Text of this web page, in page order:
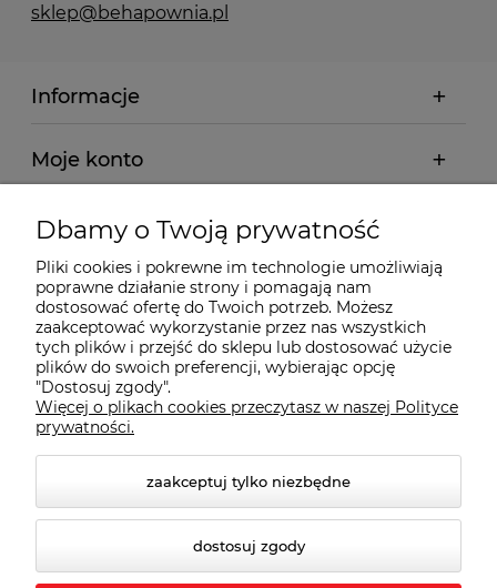
sklep@behapownia.pl
Informacje
Moje konto
Płatności i dostawa
Wybrane Kategorie
Wybrane Marki
Wiedza o BHP
Dbamy o Twoją prywatność
Pliki cookies i pokrewne im technologie umożliwiają
poprawne działanie strony i pomagają nam
dostosować ofertę do Twoich potrzeb. Możesz
zaakceptować wykorzystanie przez nas wszystkich
tych plików i przejść do sklepu lub dostosować użycie
plików do swoich preferencji, wybierając opcję
"Dostosuj zgody".
Więcej o plikach cookies przeczytasz w naszej Polityce
prywatności.
zaakceptuj tylko niezbędne
dostosuj zgody